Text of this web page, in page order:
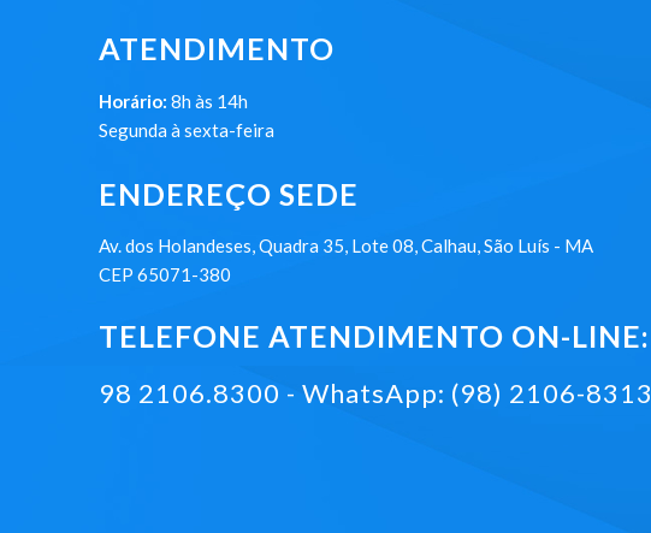
ATENDIMENTO
Horário: 8h às 14h
Segunda à sexta-feira
ENDEREÇO SEDE
Av. dos Holandeses, Quadra 35, Lote 08, Calhau, São Luís - MA
CEP 65071-380
TELEFONE ATENDIMENTO ON-LINE:
98 2106.8300 - WhatsApp: (98) 2106-8313